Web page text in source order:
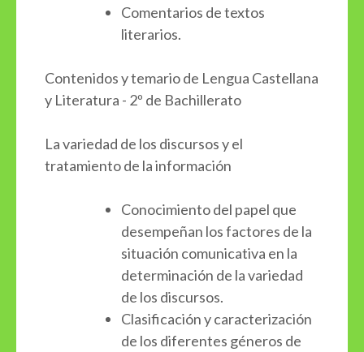
Comentarios de textos
literarios.
Contenidos y temario de Lengua Castellana
y Literatura - 2º de Bachillerato
La variedad de los discursos y el
tratamiento de la información
Conocimiento del papel que
desempeñan los factores de la
situación comunicativa en la
determinación de la variedad
de los discursos.
Clasificación y caracterización
de los diferentes géneros de